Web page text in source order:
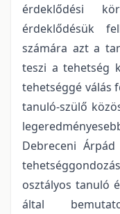
érdeklődési
érdeklődésük
számára azt a
teszi a tehetség
tehetséggé válás
tanuló-szülő
Debreceni
osztályos tanuló
által